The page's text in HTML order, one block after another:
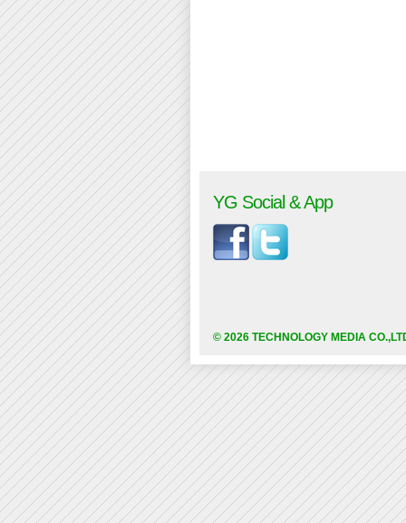
YG Social & App
© 2026 TECHNOLOGY MEDIA